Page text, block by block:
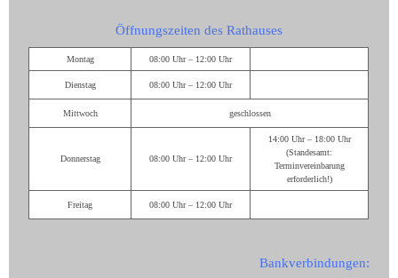
Öffnungszeiten des Rathauses
Montag 08:00 Uhr – 12:00 Uhr
Dienstag 08:00 Uhr – 12:00 Uhr
Mittwoch geschlossen
Donnerstag 08:00 Uhr – 12:00 Uhr
14:00 Uhr – 18:00 Uhr
(Standesamt:
Terminvereinbarung
erforderlich!)
Freitag 08:00 Uhr – 12:00 Uhr
Bankverbindungen: